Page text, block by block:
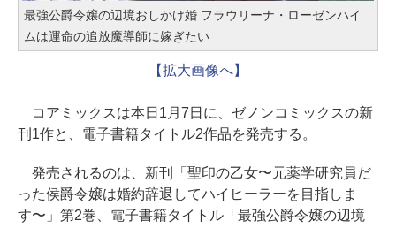
最強公爵令嬢の辺境おしかけ婚 フラウリーナ・ローゼンハイ
ムは運命の追放魔導師に嫁ぎたい
【拡大画像へ】
コアミックスは本日1月7日に、ゼノンコミックスの新
刊1作と、電子書籍タイトル2作品を発売する。
発売されるのは、新刊「聖印の乙女〜元薬学研究員だ
った侯爵令嬢は婚約辞退してハイヒーラーを目指しま
す〜」第2巻、電子書籍タイトル「最強公爵令嬢の辺境